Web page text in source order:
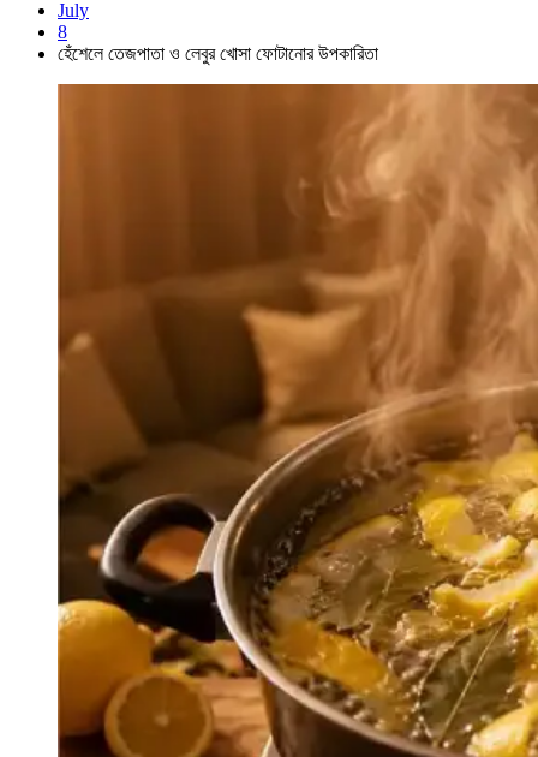
July
8
হেঁশেলে তেজপাতা ও লেবুর খোসা ফোটানোর উপকারিতা